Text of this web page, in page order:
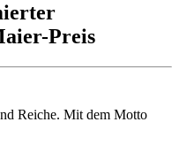
Preis
Reiche. Mit dem Motto